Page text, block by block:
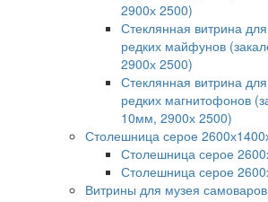
2900х 2500)
Стеклянная витрина
редких майфунов
2900х 2500)
Стеклянная витрина
редких магнитофонов
10мм, 2900х 2500)
Столешница серое
Столешница серое
Столешница серое
Витрины для музея